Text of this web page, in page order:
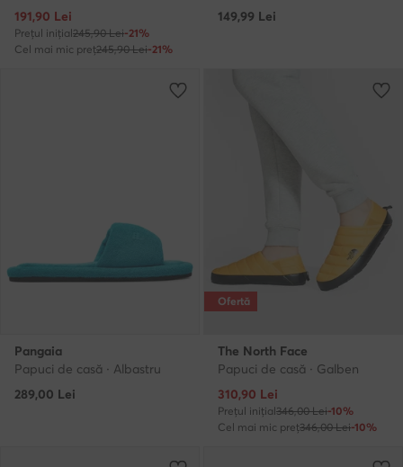
Prețul actual
191,90 Lei
Prețul inițial245,90 Lei-21%
Cel mai mic preț245,90 Lei-21%
149,99 Lei
Pangaia
Papuci de casă · Albastru
289,00 Lei
Ofertă
The North Face
Papuci de casă · Galben
Prețul actual
310,90 Lei
Prețul inițial346,00 Lei-10%
Cel mai mic preț346,00 Lei-10%